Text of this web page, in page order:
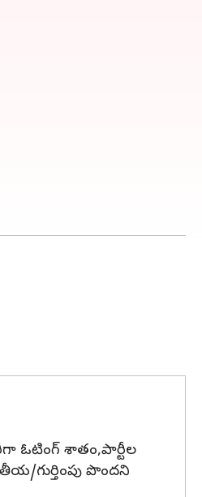
ఓటింగ్ శాతం,పార్టీల
గుర్తింపు పొందని